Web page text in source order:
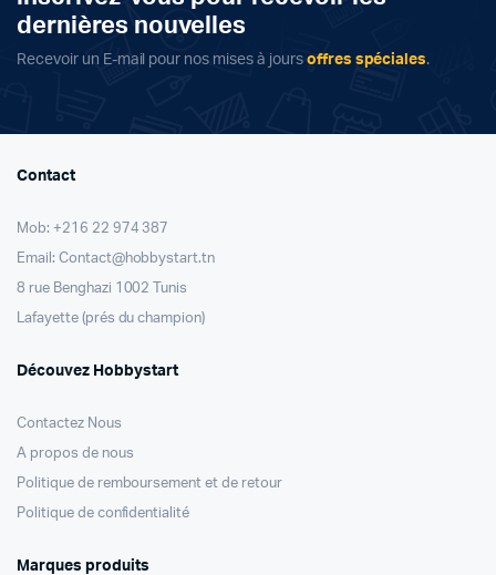
dernières nouvelles
Recevoir un E-mail pour nos mises à jours offres spéciales.
Contact
Mob: +216 22 974 387
Email: Contact@hobbystart.tn
8 rue Benghazi 1002 Tunis
Lafayette (prés du champion)
Découvez Hobbystart
Contactez Nous
A propos de nous
Politique de remboursement et de retour
Politique de confidentialité
Marques produits